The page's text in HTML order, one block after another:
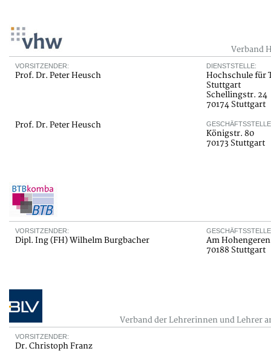
Verband
VORSITZENDER:
Prof. Dr. Peter Heusch
DIENSTSTELLE:
Hochschule für
Stuttgart
Schellingstr. 24
70174 Stuttgart
Prof. Dr. Peter Heusch
Königstr. 80
70173 Stuttgart
VORSITZENDER:
Dipl. Ing (FH) Wilhelm Burgbacher
Am Hohengeren
70188 Stuttgart
Verband der Lehrerinnen und Lehrer
VORSITZENDER:
Dr. Christoph Franz